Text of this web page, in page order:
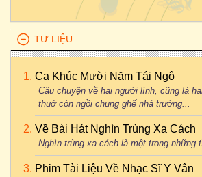
TƯ LIỆU
Ca Khúc Mười Năm Tái Ngộ
Câu chuyện về hai người lính, cũng là
thuở còn ngồi chung ghế nhà trường...
Về Bài Hát Nghìn Trùng Xa Cách
Nghìn trùng xa cách là một trong những
Phim Tài Liệu Về Nhạc Sĩ Y Vân